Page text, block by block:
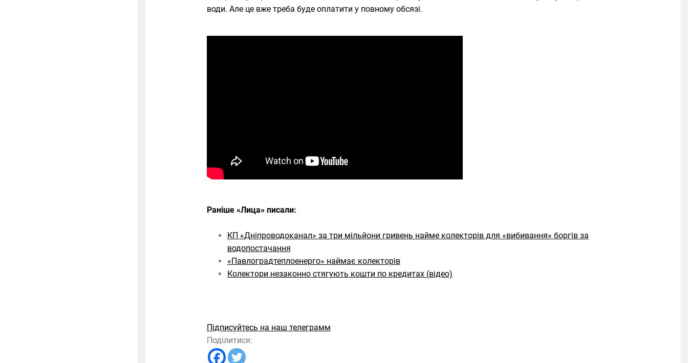
води. Але це вже треба буде оплатити у повному обсязі.
Раніше «Лица» писали:
КП «Дніпроводоканал» за три мільйони гривень найме колекторів для «вибивання» боргів за
водопостачання
«Павлоградтеплоенерго» наймає колекторів
Колектори незаконно стягують кошти по кредитах (відео)
Підписуйтесь на наш телеграмм
Поділитися: